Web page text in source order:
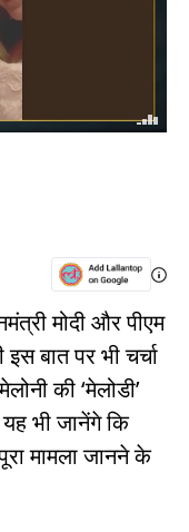
मोदी और पीएम
बात पर भी चर्चा
की ‘मेलोडी’
यह भी जानेंगे कि
मामला जानने के